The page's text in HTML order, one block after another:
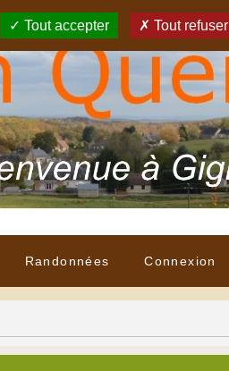
Randonnées Connexion
Tout accepter Tout refuser